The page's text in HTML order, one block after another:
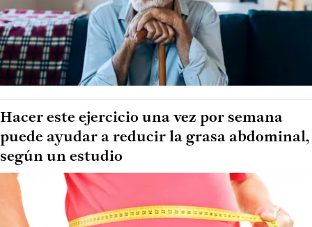
Hacer este ejercicio una vez por semana
puede ayudar a reducir la grasa abdominal,
según un estudio